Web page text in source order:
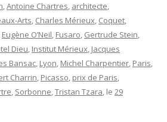
,Antoine Chartres, architecte,
Arts, Charles Mérieux, Coquet,
Eugène O’Neil, Fusaro, Gertrude Stein,
Dieu, Institut Mérieux, Jacques
Bansac, Lyon, Michel Charpentier, Paris,
Charrin, Picasso, prix de Paris,
, Sorbonne,Tristan Tzara, le 29